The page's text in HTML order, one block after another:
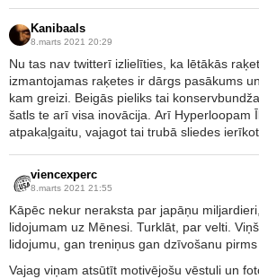
Kanibaals
8.marts 2021 20:29
Nu tas nav twitterī izlielīties, ka lētākās
izmantojamas raķetes ir dārgs pasākums
kam greizi. Beigās pieliks tai
šatls te arī visa inovācija. Arī Hyperloopam
atpakaļgaitu, vajagot tai trubā sliedes ierīkot.
viencexperc
8.marts 2021 21:55
Kāpēc nekur neraksta par japāņu
lidojumam uz Mēnesi. Turklāt, par velti.
lidojumu, gan treniņus gan dzīvošanu pirms
Vajag viņam atsūtīt motivējošu vēstuli un